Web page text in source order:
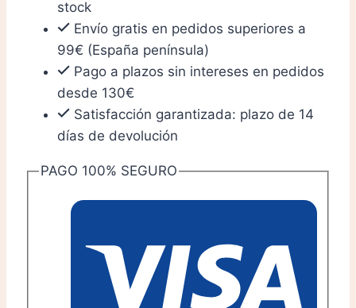
Babushka
cantidad
stock
Envío gratis en pedidos superiores a
99€ (España península)
Pago a plazos sin intereses en pedidos
desde 130€
Satisfacción garantizada: plazo de 14
días de devolución
PAGO 100% SEGURO